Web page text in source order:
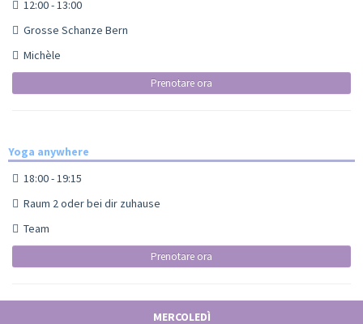
12:00 - 13:00
Grosse Schanze Bern
Michèle
Prenotare ora
Yoga anywhere
18:00 - 19:15
Raum 2 oder bei dir zuhause
Team
Prenotare ora
MERCOLEDÌ